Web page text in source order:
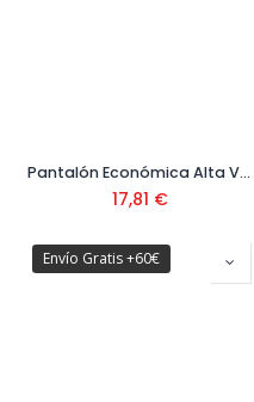
Pantalón Económica Alta Visibilidad Amarillo Ref. 388PFEYF
17,81 €
Envío Gratis +60€